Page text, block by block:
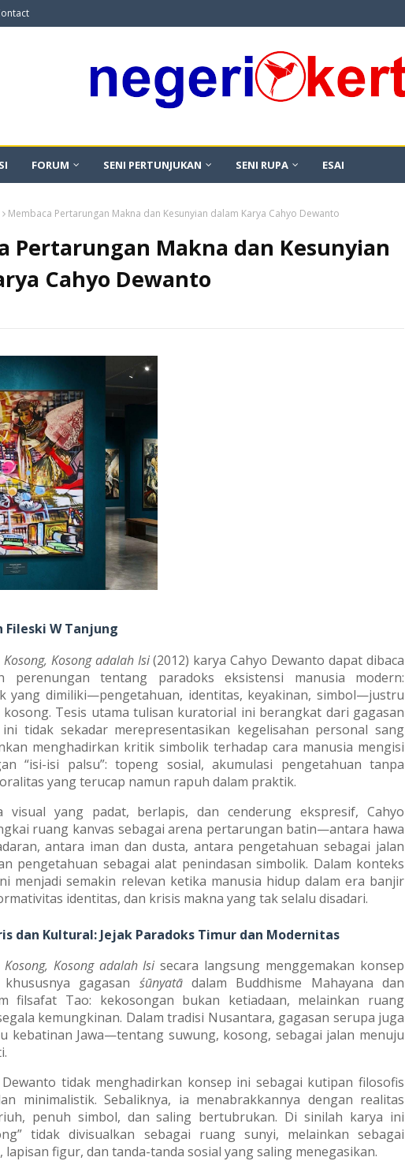
FORUM SENI PERTUNJUKAN SENI RUPA ESAI
Membaca Pertarungan Makna dan Kesunyian dalam Karya Cahyo Dewanto
Pertarungan Makna dan Kesunyian
Cahyo Dewanto
W Tanjung
Kosong adalah Isi(2012) karya Cahyo Dewanto dapat dibaca
perenungan tentang paradoks eksistensi manusia modern:
yang dimiliki—pengetahuan, identitas, keyakinan, simbol—justru
kosong. Tesis utama tulisan kuratorial ini berangkat dari gagasan
tidak sekadar merepresentasikan kegelisahan personal sang
menghadirkan kritik simbolik terhadap cara manusia mengisi
“isi-isi palsu”: topeng sosial, akumulasi pengetahuan tanpa
yang terucap namun rapuh dalam praktik.
visual yang padat, berlapis, dan cenderung ekspresif, Cahyo
ruang kanvas sebagai arena pertarungan batin—antara hawa
antara iman dan dusta, antara pengetahuan sebagai jalan
pengetahuan sebagai alat penindasan simbolik. Dalam konteks
menjadi semakin relevan ketika manusia hidup dalam era banjir
identitas, dan krisis makna yang tak selalu disadari.
dan Kultural: Jejak Paradoks Timur dan Modernitas
Kosong adalah Isi secara langsung menggemakan konsep
gagasan śūnyatādalam Buddhisme Mahayana dan
filsafat Tao: kekosongan bukan ketiadaan, melainkan ruang
kemungkinan. Dalam tradisi Nusantara, gagasan serupa juga
kebatinan Jawa—tentang suwung, kosong, sebagai jalan menuju
Dewanto tidak menghadirkan konsep ini sebagai kutipan filosofis
minimalistik. Sebaliknya, ia menabrakkannya dengan realitas
penuh simbol, dan saling bertubrukan. Di sinilah karya ini
tidak divisualkan sebagai ruang sunyi, melainkan sebagai
lapisan figur, dan tanda-tanda sosial yang saling menegasikan.